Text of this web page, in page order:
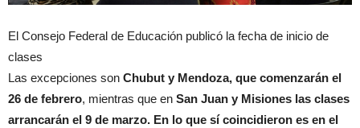
El Consejo Federal de Educación publicó la fecha de inicio de
clases
Las excepciones son Chubut y Mendoza, que comenzarán el
26 de febrero, mientras que en San Juan y Misiones las clases
arrancarán el 9 de marzo. En lo que sí coincidieron es en el